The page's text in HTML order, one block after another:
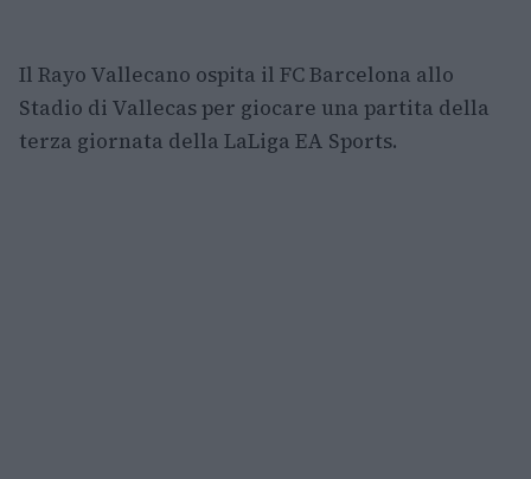
Il Rayo Vallecano ospita il FC Barcelona allo
Stadio di Vallecas per giocare una partita della
terza giornata della LaLiga EA Sports.